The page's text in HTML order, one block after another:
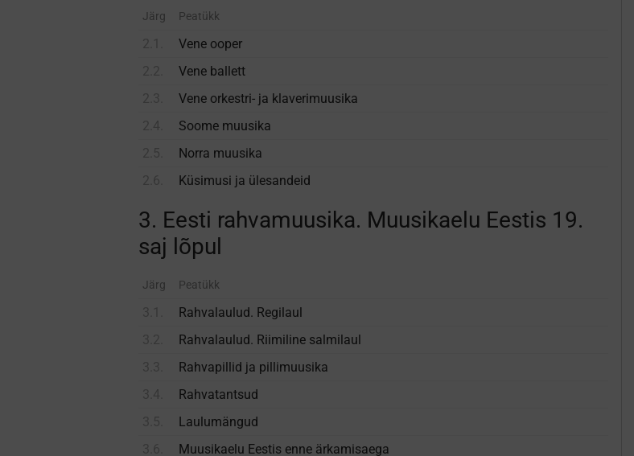
Järg Peatükk
Vene ooper
Vene ballett
Vene orkestri- ja klaveri­muusika
Soome muusika
Norra muusika
Küsimusi ja ülesandeid
3. Eesti rahvamuusika. Muusikaelu Eestis 19.
saj lõpul
Järg Peatükk
Rahvalaulud. Regilaul
Rahvalaulud. Riimiline salmilaul
Rahva­pillid ja pilli­muusika
Rahvatantsud
Laulumängud
Muusikaelu Eestis enne ärkamis­aega